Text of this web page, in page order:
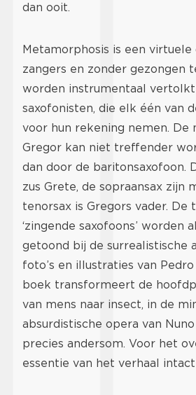
dan ooit.
Metamorphosis is een
zangers en zonder gezongen
worden instrumentaal
saxofonisten, die elk één van
voor hun rekening nemen. De
Gregor kan niet treffender
dan door de baritonsaxofoon.
zus Grete, de sopraansax zijn
tenorsax is Gregors vader. De
‘zingende saxofoons’ worden
getoond bij de surrealistische
foto’s en illustraties van
boek transformeert de
van mens naar insect, in de
absurdistische opera van
precies andersom. Voor het
essentie van het verhaal